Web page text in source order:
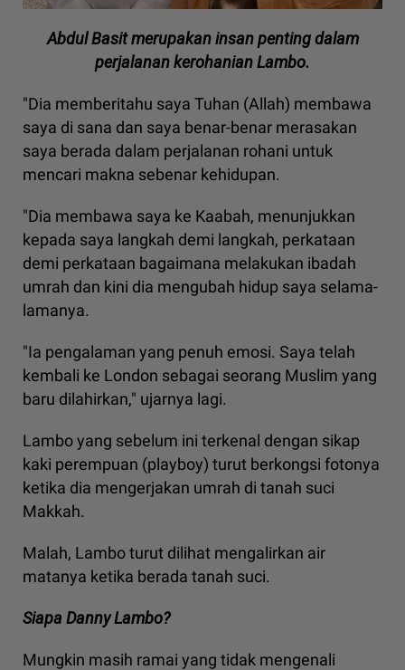
Abdul Basit merupakan insan penting dalam
perjalanan kerohanian Lambo.
"Dia memberitahu saya Tuhan (Allah) membawa
saya di sana dan saya benar-benar merasakan
saya berada dalam perjalanan rohani untuk
mencari makna sebenar kehidupan.
"Dia membawa saya ke Kaabah, menunjukkan
kepada saya langkah demi langkah, perkataan
demi perkataan bagaimana melakukan ibadah
umrah dan kini dia mengubah hidup saya selama-
lamanya.
"Ia pengalaman yang penuh emosi. Saya telah
kembali ke London sebagai seorang Muslim yang
baru dilahirkan," ujarnya lagi.
Lambo yang sebelum ini terkenal dengan sikap
kaki perempuan (playboy) turut berkongsi fotonya
ketika dia mengerjakan umrah di tanah suci
Makkah.
Malah, Lambo turut dilihat mengalirkan air
matanya ketika berada tanah suci.
Siapa Danny Lambo?
Mungkin masih ramai yang tidak mengenali